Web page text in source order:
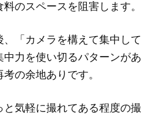
のスペースを阻害します。
、「カメラを構えて集中して
力を使い切るパターンがあ
の余地ありです。
と気軽に撮れてある程度の撮